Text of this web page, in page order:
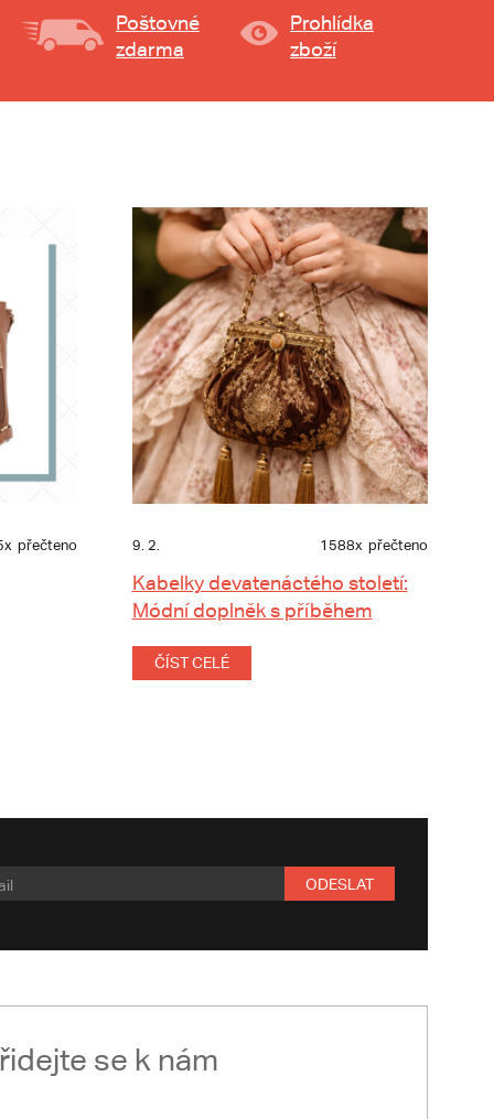
Poštovné
zdarma
Prohlídka
zboží
přečteno 9. 2. 1588x přečteno
Kabelky devatenáctého století:
Módní doplněk s příběhem
ČÍST CELÉ
ODESLAT
se k nám